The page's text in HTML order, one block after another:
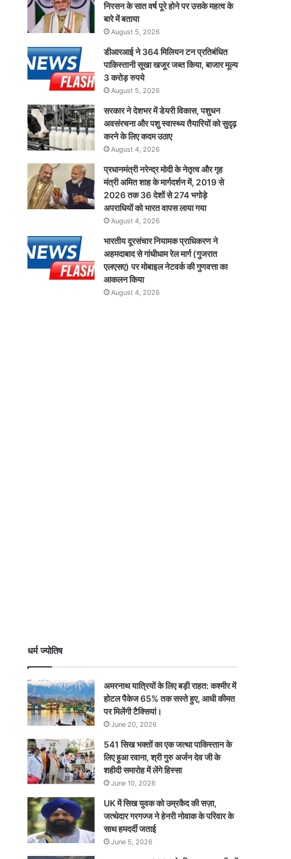
निरसन के सात वर्ष पूरे होने पर उसके महत्व के
बारे में बताया
August 5, 2026
डीआरआई ने 364 मिलियन टन प्रतिबंधित
पाकिस्तानी सूखा खजूर जब्त किया, बाजार मूल्य
3 करोड़ रुपये
August 5, 2026
सरकार ने देशभर में डेयरी विकास, पशुधन
अवसंरचना और पशु स्वास्थ्य तैयारियों को सुदृढ़
करने के लिए कदम उठाए
August 4, 2026
प्रधानमंत्री नरेन्द्र मोदी के नेतृत्व और गृह
मंत्री अमित शाह के मार्गदर्शन में, 2019 से
2026 तक 36 देशों से 274 भगोड़े
अपराधियों को भारत वापस लाया गया
August 4, 2026
भारतीय दूरसंचार नियामक प्राधिकरण ने
अहमदाबाद से गांधीधाम रेल मार्ग (गुजरात
एलएसए) पर मोबाइल नेटवर्क की गुणवत्ता का
आकलन किया
August 4, 2026
धर्म ज्योतिष
अमरनाथ यात्रियों के लिए बड़ी राहत: कश्मीर में
होटल पैकेज 65% तक सस्ते हुए, आधी कीमत
पर मिलेंगी टैक्सियां।
June 20, 2026
541 सिख भक्तों का एक जत्था पाकिस्तान के
लिए हुआ रवाना, श्री गुरु अर्जन देव जी के
शहीदी समारोह में लेंगे हिस्सा
June 10, 2026
UK में सिख युवक को उम्रकैद की सज़ा,
जत्थेदार गरगज्ज ने हेनरी नोवाक के परिवार के
साथ हमदर्दी जताई
June 5, 2026